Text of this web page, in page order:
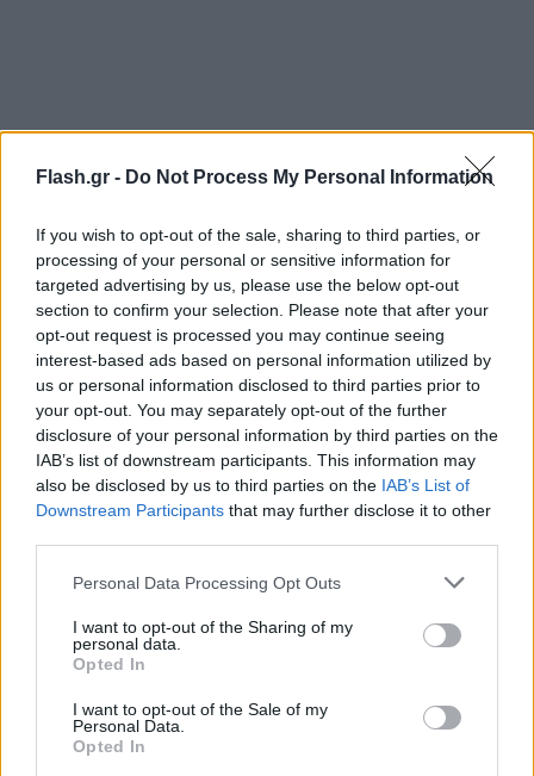
Flash.gr - Do Not Process My Personal Information
If you wish to opt-out of the sale, sharing to third parties, or
processing of your personal or sensitive information for
targeted advertising by us, please use the below opt-out
section to confirm your selection. Please note that after your
opt-out request is processed you may continue seeing
interest-based ads based on personal information utilized by
us or personal information disclosed to third parties prior to
your opt-out. You may separately opt-out of the further
disclosure of your personal information by third parties on the
IAB’s list of downstream participants. This information may
also be disclosed by us to third parties on the IAB’s List of
Downstream Participants that may further disclose it to other
Please note that this website/app uses one or more Google
not limited to your visit or usage behaviour. You may click to
grant or deny consent to Google and its third-party tags to
use your data for below specified purposes in below Google
consent section.
Personal Data Processing Opt Outs
I want to opt-out of the Sharing of my
personal data.
Opted In
I want to opt-out of the Sale of my
Personal Data.
Opted In
Προσφορές AB E-Shop
Για γρήγορες και εύκολες διαδικτυακές αγορές, το
online Xmas Shop στο ab.gr παρέχει μεγάλη
ποικιλία προϊόντων και νόστιμων προτάσεων για